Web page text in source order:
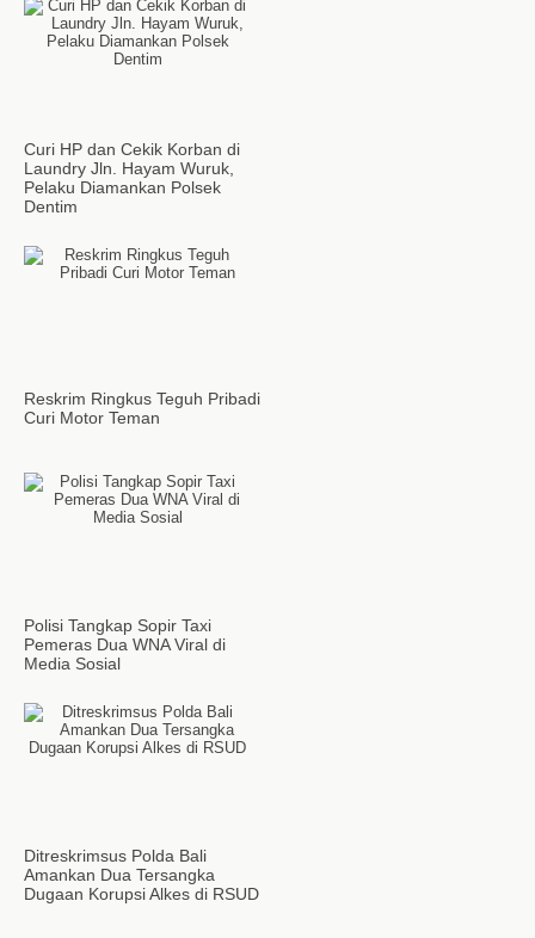
Curi HP dan Cekik Korban di
Laundry Jln. Hayam Wuruk,
Pelaku Diamankan Polsek
Dentim
Reskrim Ringkus Teguh Pribadi
Curi Motor Teman
Polisi Tangkap Sopir Taxi
Pemeras Dua WNA Viral di
Media Sosial
Ditreskrimsus Polda Bali
Amankan Dua Tersangka
Dugaan Korupsi Alkes di RSUD